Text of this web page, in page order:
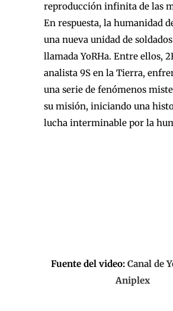
reproducción infinita de las
En respuesta, la humanidad
una nueva unidad de
llamada YoRHa. Entre ellos,
analista 9S en la Tierra,
una serie de fenómenos
su misión, iniciando una
lucha interminable por la
Fuente del video: Canal de
Aniplex